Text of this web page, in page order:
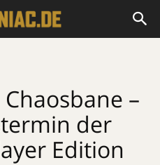
–
der
Edition